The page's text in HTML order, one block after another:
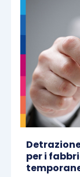
per i